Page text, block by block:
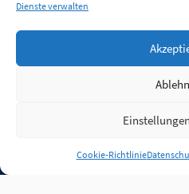
Dienste verwalten
Cookie-Richtlinie
Anmelden
Jobs Partner